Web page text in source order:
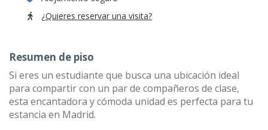
¿Quieres reservar una visita?
Resumen de piso
Si eres un estudiante que busca una ubicación ideal
para compartir con un par de compañeros de clase,
esta encantadora y cómoda unidad es perfecta para tu
estancia en Madrid.